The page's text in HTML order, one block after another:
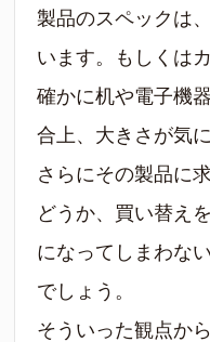
製品のスペックは
います。もしくは
確かに机や電子機
合上、大きさが気
さらにその製品に
どうか、買い替え
になってしまわな
でしょう。
そういった観点か